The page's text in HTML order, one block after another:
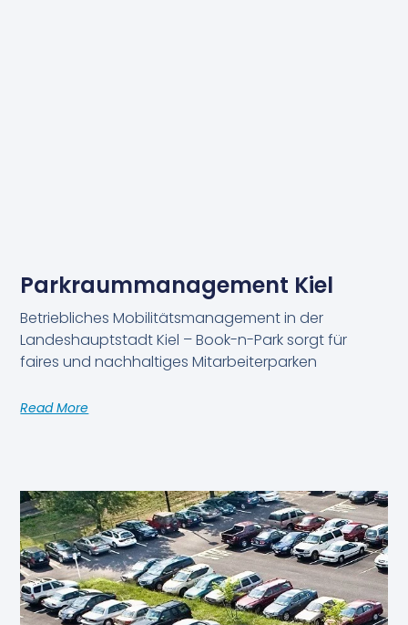
Parkraummanagement Kiel
Betriebliches Mobilitätsmanagement in der
Landeshauptstadt Kiel – Book-n-Park sorgt für
faires und nachhaltiges Mitarbeiterparken
Read More